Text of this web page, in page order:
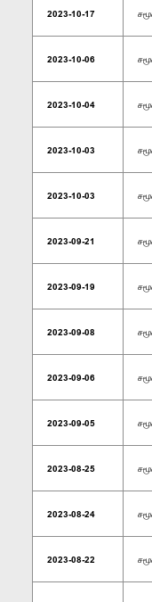
2023-10-17
2023-10-06
2023-10-04
2023-10-03
2023-10-03
2023-09-21
2023-09-19
2023-09-08
2023-09-06
2023-09-05
2023-08-25
2023-08-24
2023-08-22